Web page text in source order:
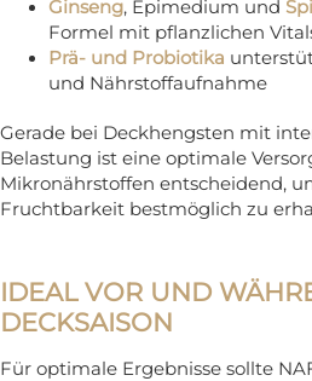
Ginseng, Epimedium und
Formel mit pflanzlichen
Prä- und Probiotika
und Nährstoffaufnahme
Gerade bei Deckhengsten mit
Belastung ist eine optimale
Mikronährstoffen entscheidend,
Fruchtbarkeit bestmöglich zu
IDEAL VOR UND
DECKSAISON
Für optimale Ergebnisse sollte